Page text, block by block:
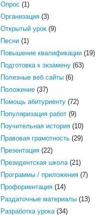
Опрос (1)
Организация(3)
Открытый урок(9)
Песни(1)
Повышение квалификации(19)
Подготовка к экзамену(63)
Полезные веб сайты(6)
Положение(37)
Помощь абитуриенту(72)
Популяризация работ(9)
Поучительная история(10)
Правовая грамотность(29)
Презентация(22)
Президентская школа(21)
Программы / приложения(7)
Профориентация(14)
Раздаточные материалы(13)
Разработка урока(34)